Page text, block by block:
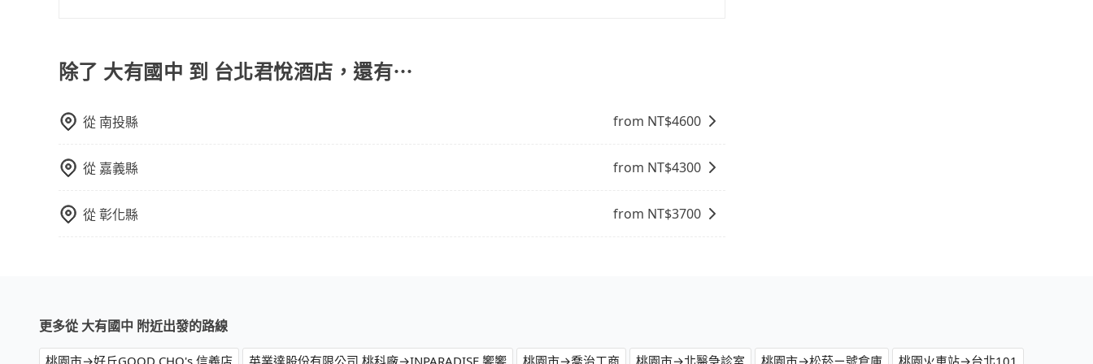
或者使用特定的信用卡，還可以累積點數做現金回饋或未來換取免費的住房。台灣人常用的線上訂房平台有
Booking.com、Agoda.com、Hotels.com、Expedia.com、Trip.com等。正常來說，線上刷卡付款完後預定
的飯店，有可能再多平台同時上架而發生超賣的現象，便有可能到了現場卻沒房可住的窘境，所以在預定時要不
打電話問的價格可能比民宿訂房網來得便宜，但缺點就是多數要匯款並再人工確認。假如不介意多花一點錢省下
這些瑣碎的事，台灣本土的AsiaYo或者國際Airbnb都值得推薦。
除了 大有國中 到 台北君悅酒店，還有⋯
從 南投縣 from NT$4600
從 嘉義縣 from NT$4300
從彰化縣 from NT$3700
更多從 大有國中 附近出發的路線
桃園市→好丘GOOD CHO's 信義店 英業達股份有限公司 桃科廠→INPARADISE 饗饗 桃園市→喬治工商 桃園市→北醫急診室 桃園市→松菸ㄧ號倉庫 桃園火車站→台北101